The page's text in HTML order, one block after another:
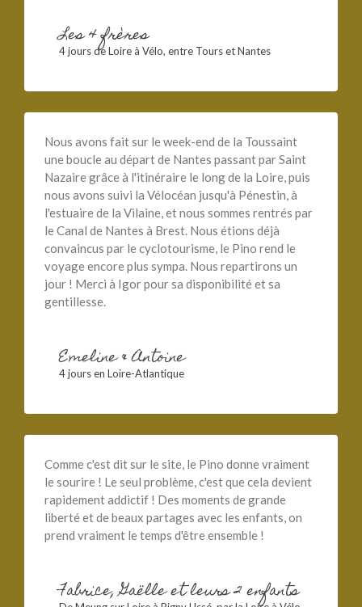
Les 4 frères
4 jours de Loire à Vélo, entre Tours et Nantes
Nous avons fait sur le week-end de la Toussaint
une boucle au départ de Nantes passant par Saint
Nazaire grâce à l'itinéraire le long de la Loire, puis
nous avons suivi la Vélocéan jusqu'à Pénestin, à
l'estuaire de la Vilaine, et nous sommes rentrés par
le Canal de Nantes à Brest. Nous étions déjà
convaincus par le cyclotourisme, le Pino rend le
voyage encore plus sympa. Nous repartirons un
jour ! Merci à Igor pour sa disponibilité et sa
gentillesse.
Emeline & Antoine
4 jours en Loire-Atlantique
Comme c'est dit sur le site, le Pino donne vraiment
le sourire ! Le seul problème, c'est que cela devient
rapidement addictif ! Des moments de grande
liberté et de beaux partages avec les enfants, on
prend vraiment le temps d'être ensemble !
Fabrice, Gaëlle et leurs 2 enfants